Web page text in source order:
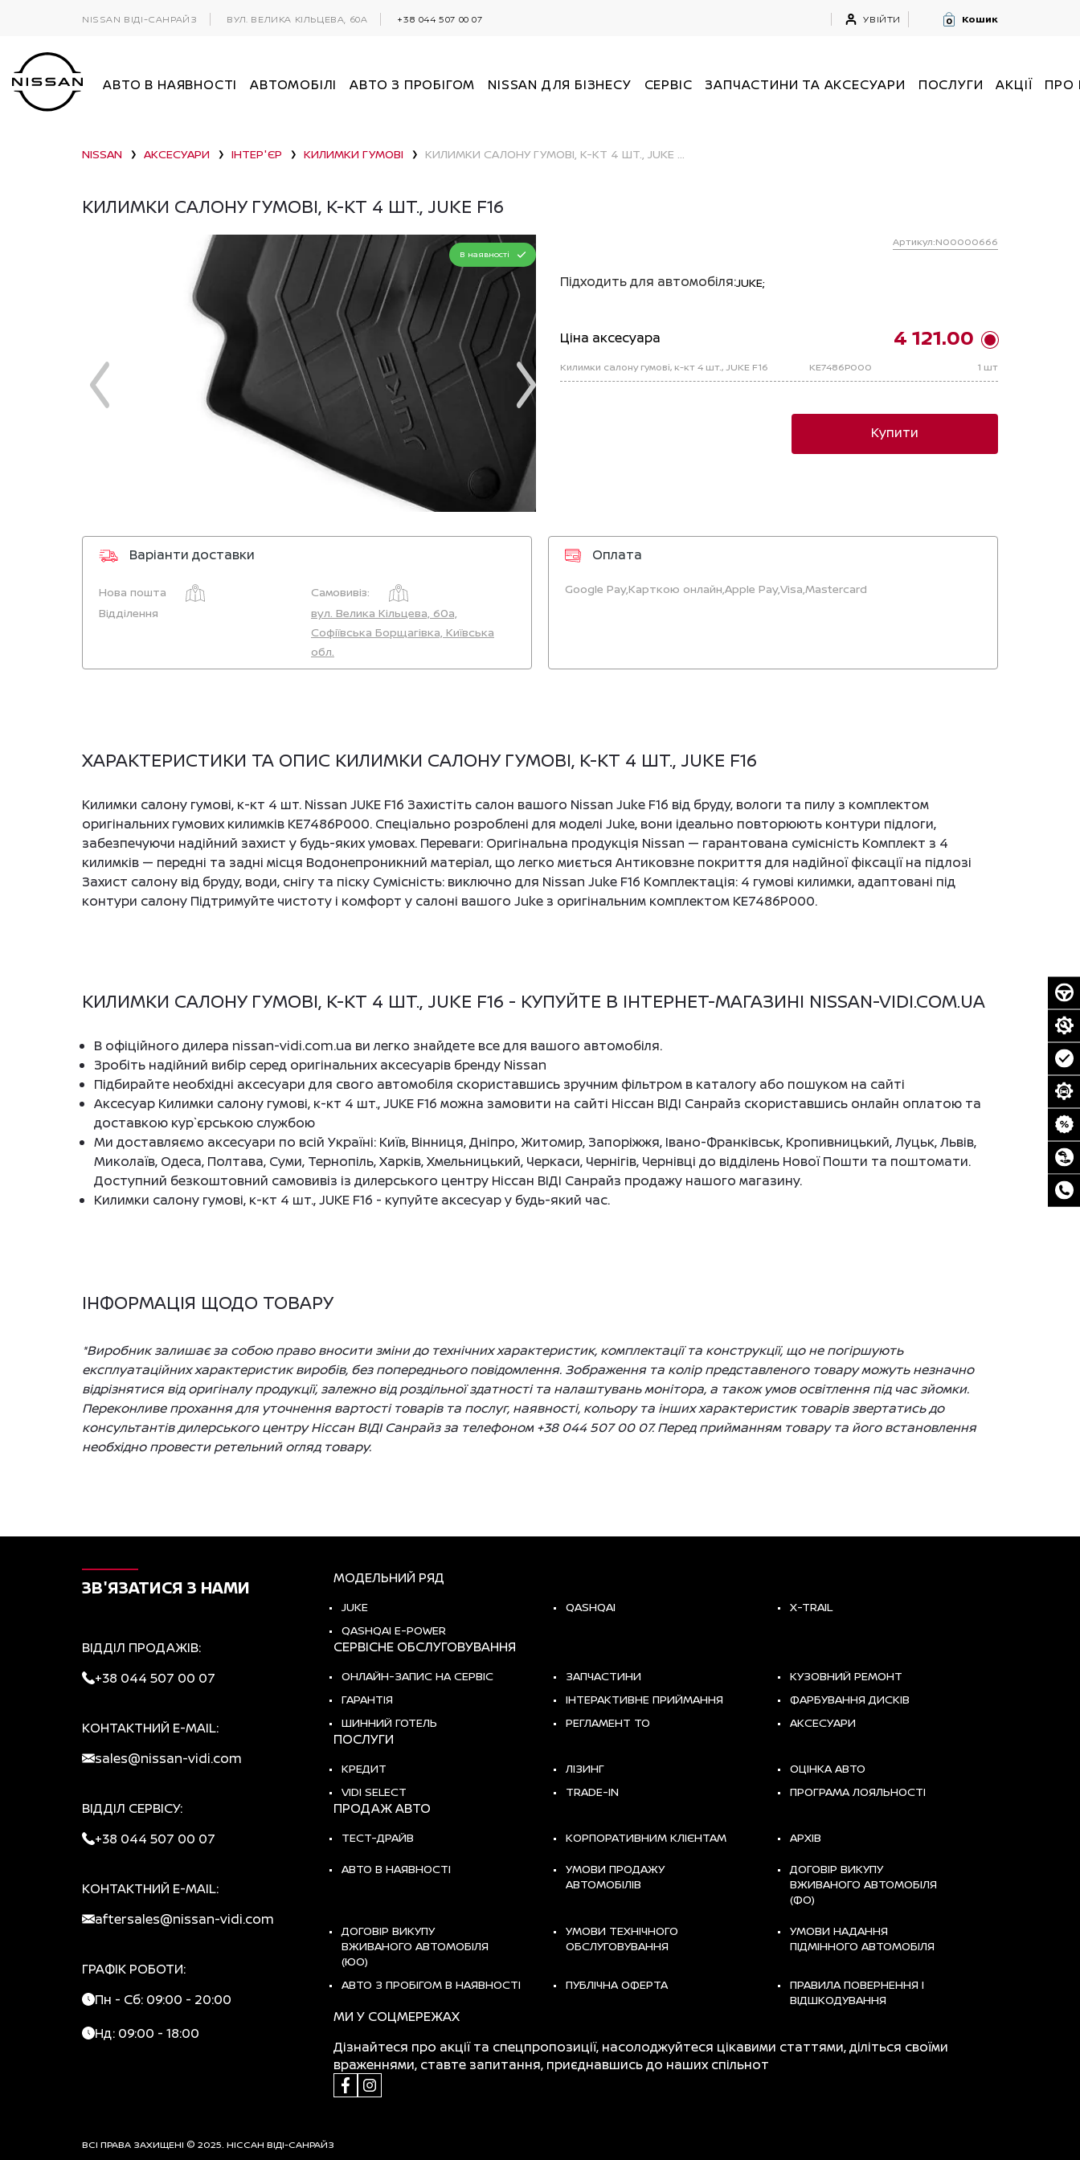
NISSAN ВІДІ-САНРАЙЗ ВУЛ. ВЕЛИКА КІЛЬЦЕВА, 60А +38 044 507 00 07 УВІЙТИ 0 Кошик
АВТО В НАЯВНОСТІ АВТОМОБІЛІ АВТО З ПРОБІГОМ NISSAN ДЛЯ БІЗНЕСУ СЕРВІС ЗАПЧАСТИНИ ТА АКСЕСУАРИ ПОСЛУГИ АКЦІЇ ПРО
NISSAN ❯ АКСЕСУАРИ ❯ ІНТЕР'ЄР ❯ КИЛИМКИ ГУМОВІ ❯ КИЛИМКИ САЛОНУ ГУМОВІ, К-КТ 4 ШТ., JUKE F16
КИЛИМКИ САЛОНУ ГУМОВІ, К-КТ 4 ШТ., JUKE F16
В наявності
Артикул:N00000666
Підходить для автомобіля:JUKE;
Ціна аксесуара 4 121.00
Килимки салону гумові, к-кт 4 шт., JUKE F16 KE7486P000 1 шт
Купити
Варіанти доставки
Нова пошта
Самовивіз:
Відділення
вул. Велика Кільцева, 60а,
Софіївська Борщагівка, Київська
обл.
Оплата
Google Pay,Карткою онлайн,Apple Pay,Visa,Mastercard
ХАРАКТЕРИСТИКИ ТА ОПИС КИЛИМКИ САЛОНУ ГУМОВІ, К-КТ 4 ШТ., JUKE F16
Килимки салону гумові, к-кт 4 шт. Nissan JUKE F16 Захистіть салон вашого Nissan Juke F16 від бруду, вологи та пилу з комплектом
оригінальних гумових килимків KE7486P000. Спеціально розроблені для моделі Juke, вони ідеально повторюють контури підлоги,
забезпечуючи надійний захист у будь-яких умовах. Переваги: Оригінальна продукція Nissan — гарантована сумісність Комплект з 4
килимків — передні та задні місця Водонепроникний матеріал, що легко миється Антиковзне покриття для надійної фіксації на підлозі
Захист салону від бруду, води, снігу та піску Сумісність: виключно для Nissan Juke F16 Комплектація: 4 гумові килимки, адаптовані під
контури салону Підтримуйте чистоту і комфорт у салоні вашого Juke з оригінальним комплектом KE7486P000.
КИЛИМКИ САЛОНУ ГУМОВІ, К-КТ 4 ШТ., JUKE F16 - КУПУЙТЕ В ІНТЕРНЕТ-МАГАЗИНІ NISSAN-VIDI.COM.UA
В офіційного дилера nissan-vidi.com.ua ви легко знайдете все для вашого автомобіля.
Зробіть надійний вибір серед оригінальних аксесуарів бренду Nissan
Підбирайте необхідні аксесуари для свого автомобіля скориставшись зручним фільтром в каталогу або пошуком на сайті
Аксесуар Килимки салону гумові, к-кт 4 шт., JUKE F16 можна замовити на сайті Ніссан ВІДІ Санрайз скориставшись онлайн оплатою та
доставкою кур`єрською службою
Ми доставляємо аксесуари по всій Україні: Київ, Вінниця, Дніпро, Житомир, Запоріжжя, Івано-Франківськ, Кропивницький, Луцьк, Львів,
Миколаїв, Одеса, Полтава, Суми, Тернопіль, Харків, Хмельницький, Черкаси, Чернігів, Чернівці до відділень Нової Пошти та поштомати.
Доступний безкоштовний самовивіз із дилерського центру Ніссан ВІДІ Санрайз продажу нашого магазину.
Килимки салону гумові, к-кт 4 шт., JUKE F16 - купуйте аксесуар у будь-який час.
ІНФОРМАЦІЯ ЩОДО ТОВАРУ
*Виробник залишає за собою право вносити зміни до технічних характеристик, комплектації та конструкції, що не погіршують
експлуатаційних характеристик виробів, без попереднього повідомлення. Зображення та колір представленого товару можуть незначно
відрізнятися від оригіналу продукції, залежно від роздільної здатності та налаштувань монітора, а також умов освітлення під час зйомки.
Переконливе прохання для уточнення вартості товарів та послуг, наявності, кольору та інших характеристик товарів звертатись до
консультантів дилерського центру Ніссан ВІДІ Санрайз за телефоном +38 044 507 00 07. Перед прийманням товару та його встановлення
необхідно провести ретельний огляд товару.
ЗВ'ЯЗАТИСЯ З НАМИ
ВІДДІЛ ПРОДАЖІВ:
+38 044 507 00 07
КОНТАКТНИЙ E-MAIL:
sales@nissan-vidi.com
ВІДДІЛ СЕРВІСУ:
+38 044 507 00 07
КОНТАКТНИЙ E-MAIL:
aftersales@nissan-vidi.com
ГРАФІК РОБОТИ:
Пн - Сб: 09:00 - 20:00
Нд: 09:00 - 18:00
МОДЕЛЬНИЙ РЯД
JUKE QASHQAI
X-TRAIL
QASHQAI E-POWER
СЕРВІСНЕ ОБСЛУГОВУВАННЯ
ОНЛАЙН-ЗАПИС НА СЕРВІС ЗАПЧАСТИНИ
КУЗОВНИЙ РЕМОНТ
ГАРАНТІЯ
ІНТЕРАКТИВНЕ ПРИЙМАННЯ
ФАРБУВАННЯ ДИСКІВ
ШИННИЙ ГОТЕЛЬ
РЕГЛАМЕНТ ТО АКСЕСУАРИ
ПОСЛУГИ
КРЕДИТ ЛІЗИНГ
ОЦІНКА АВТО
VIDI SELECT
TRADE-IN ПРОГРАМА ЛОЯЛЬНОСТІ
ПРОДАЖ АВТО
ТЕСТ-ДРАЙВ КОРПОРАТИВНИМ КЛІЄНТАМ АРХІВ
АВТО В НАЯВНОСТІ
УМОВИ ПРОДАЖУ
АВТОМОБІЛІВ
ДОГОВІР ВИКУПУ
ВЖИВАНОГО АВТОМОБІЛЯ
(ФО)
ДОГОВІР ВИКУПУ
ВЖИВАНОГО АВТОМОБІЛЯ
(ЮО)
УМОВИ ТЕХНІЧНОГО
ОБСЛУГОВУВАННЯ
УМОВИ НАДАННЯ
ПІДМІННОГО АВТОМОБІЛЯ
АВТО З ПРОБІГОМ В НАЯВНОСТІ ПУБЛІЧНА ОФЕРТА
ПРАВИЛА ПОВЕРНЕННЯ І
ВІДШКОДУВАННЯ
МИ У СОЦМЕРЕЖАХ
Дізнайтеся про акції та спецпропозиції, насолоджуйтеся цікавими статтями, діліться своїми
враженнями, ставте запитання, приєднавшись до наших спільнот
ВСІ ПРАВА ЗАХИЩЕНІ © 2025. НІССАН ВІДІ-САНРАЙЗ